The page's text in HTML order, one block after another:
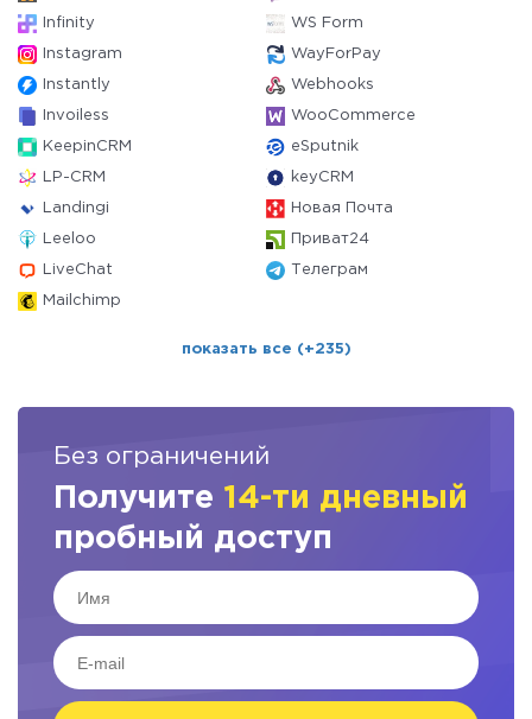
Infinity WS Form
Instagram WayForPay
Instantly Webhooks
Invoiless WooCommerce
KeepinCRM eSputnik
LP-CRM keyCRM
Landingi Новая Почта
Leeloo Приват24
LiveChat Телеграм
Mailchimp
показать все (+235)
Без ограничений
Получите 14-ти дневный
пробный доступ